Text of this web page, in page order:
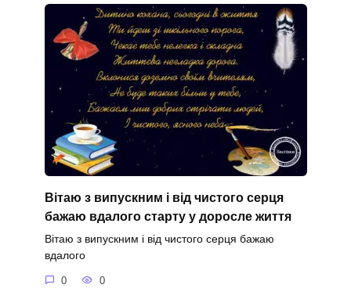
Вітаю з випускним і від чистого серця
бажаю вдалого старту у доросле життя
Вітаю з випускним і від чистого серця бажаю
вдалого
0 0